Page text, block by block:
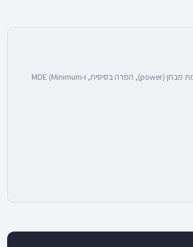
החישוב מבוסס על נוסחת Z-score סטנדרטית לגדלי מדגם ב-A/B Testing, עם התחשבות ברמת מובהקות (alpha), עוצמת מבחן (power), המרה בסיסית, ו-MDE (Minimum